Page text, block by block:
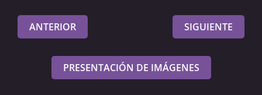
ANTERIOR SIGUIENTE
PRESENTACIÓN DE IMÁGENES